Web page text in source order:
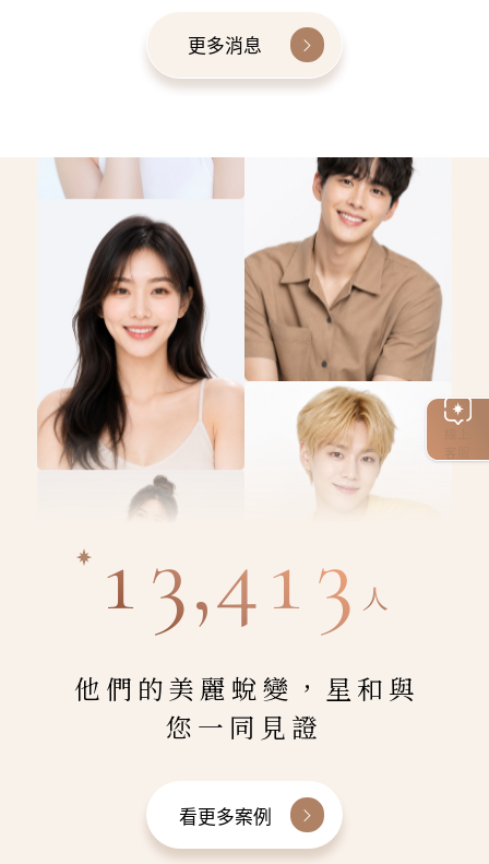
更多消息
13,413 人
他們的美麗蛻變，星和與
您一同見證
看更多案例